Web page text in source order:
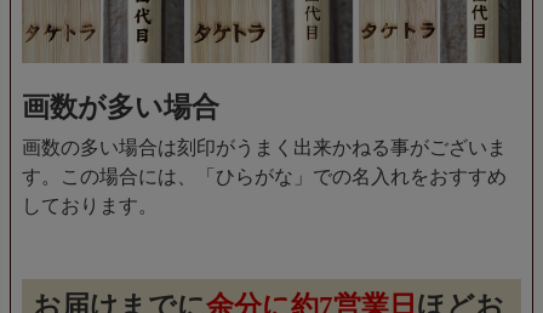
画数が多い場合
画数の多い場合は刻印がうまく出来かねる事がございま
す。この場合には、「ひらがな」での名入れをおすすめ
しております。
お届けまでに余分に約7営業日 ほどお